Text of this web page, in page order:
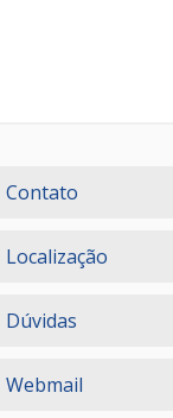
Contato
Localização
Dúvidas
Webmail